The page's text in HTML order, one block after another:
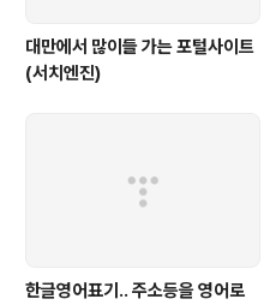
대만에서 많이들 가는 포털사이트
(서치엔진)
한글영어표기.. 주소등을 영어로